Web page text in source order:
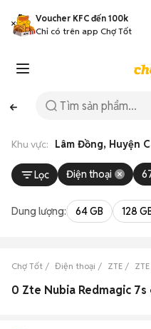
Voucher KFC đến 100k
Chỉ có trên app Chợ Tốt
Khu vực: Lâm Đồng, Huyện
Lọc Điện thoại
Dung lượng: 64 GB 128
Chợ Tốt Điện thoại ZTE